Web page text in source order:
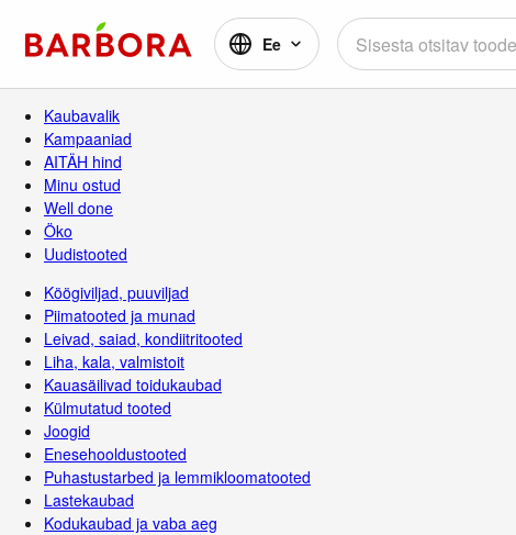
Ee
Kaubavalik
Kampaaniad
AITÄH hind
Minu ostud
Well done
Öko
Uudistooted
Köögiviljad, puuviljad
Piimatooted ja munad
Leivad, saiad, kondiitritooted
Liha, kala, valmistoit
Kauasäilivad toidukaubad
Külmutatud tooted
Joogid
Enesehooldustooted
Puhastustarbed ja lemmikloomatooted
Lastekaubad
Kodukaubad ja vaba aeg